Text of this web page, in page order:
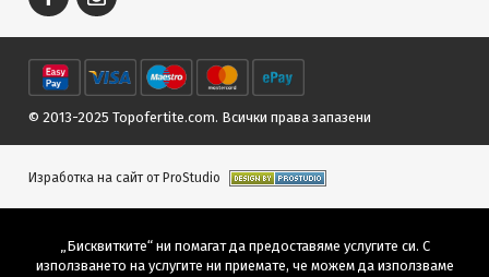
© 2013-2025 Topofertite.com. Всички права запазени
Изработка на сайт от ProStudio
„Бисквитките“ ни помагат да предоставяме услугите си. С
използването на услугите ни приемате, че можем да използваме